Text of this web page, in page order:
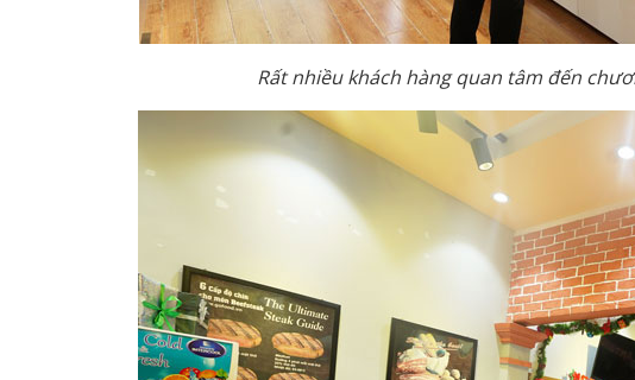
Rất nhiều khách hàng quan tâm đến